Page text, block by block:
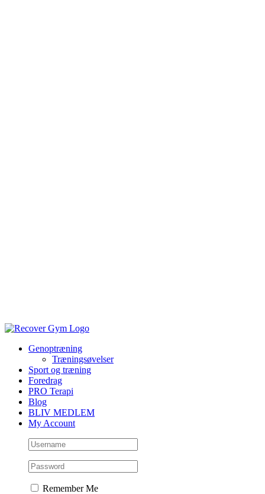
Genoptræning
Træningsøvelser
Sport og træning
Foredrag
PRO Terapi
Blog
BLIV MEDLEM
My Account
Remember Me